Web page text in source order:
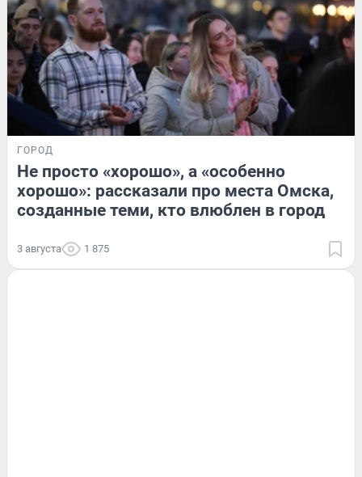
ГОРОД
Не просто «хорошо», а «особенно
хорошо»: рассказали про места Омска,
созданные теми, кто влюблен в город
3 августа 1 875